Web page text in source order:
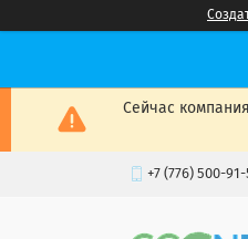
Сейчас
+7 (776) 500-